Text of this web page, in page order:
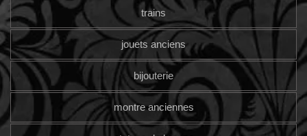
trains
jouets anciens
bijouterie
montre anciennes